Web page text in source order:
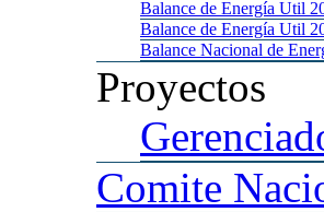
Balance de Energía Util
Balance de Energía Util
Balance Nacional de
Proyectos
Comite